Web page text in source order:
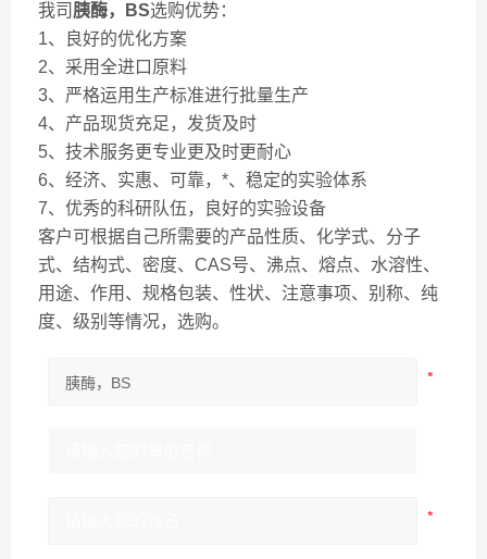
我司 胰酶，BS选购优势：
1、良好的优化方案
2、采用全进口原料
3、严格运用生产标准进行批量生产
4、产品现货充足，发货及时
5、技术服务更专业更及时更耐心
6、经济、实惠、可靠，*、稳定的实验体系
7、优秀的科研队伍，良好的实验设备
客户可根据自己所需要的产品性质、化学式、分子
式、结构式、密度、CAS号、沸点、熔点、水溶性、
用途、作用、规格包装、性状、注意事项、别称、纯
度、级别等情况，选购。